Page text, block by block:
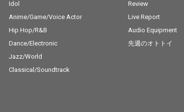
Idol
Anime/Game/Voice Actor
Hip Hop/R&B
Dance/Electronic
Jazz/World
Classical/Soundtrack
Review
Live Report
Audio Equipment
先週のオトトイ